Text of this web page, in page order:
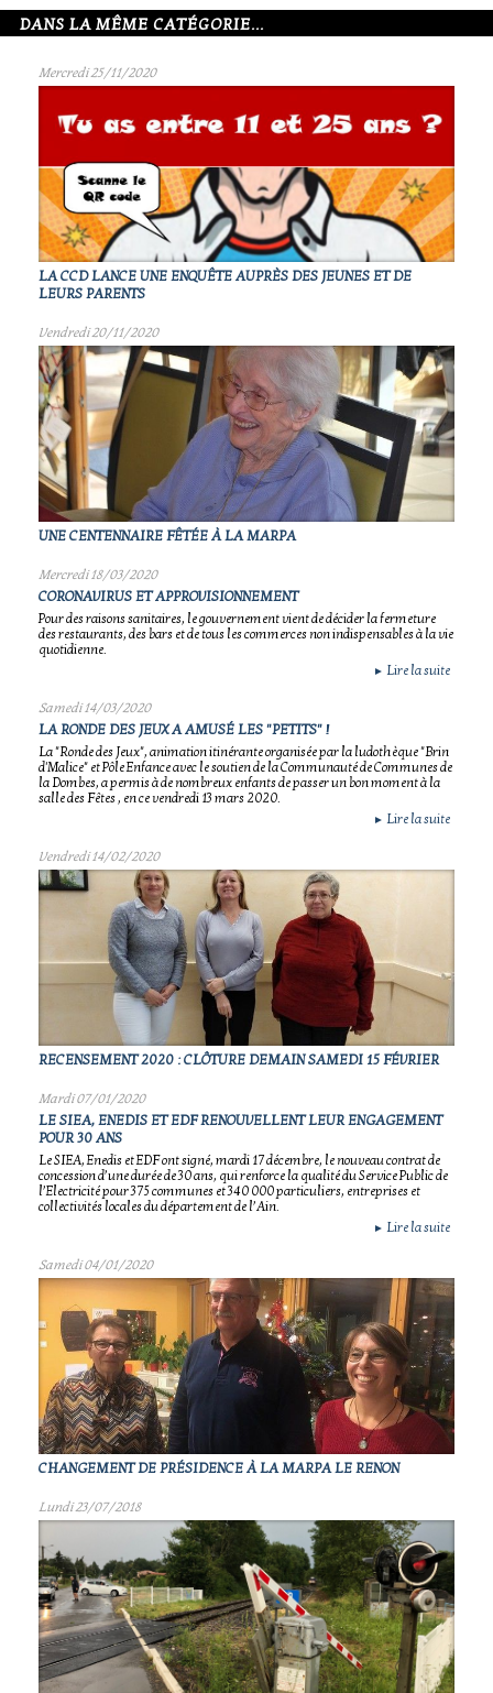
DANS LA MÊME CATÉGORIE...
Mercredi 25/11/2020
LA CCD LANCE UNE ENQUÊTE AUPRÈS DES JEUNES ET DE
LEURS PARENTS
Vendredi 20/11/2020
UNE CENTENNAIRE FÊTÉE À LA MARPA
Mercredi 18/03/2020
CORONAVIRUS ET APPROVISIONNEMENT
Pour des raisons sanitaires, le gouvernement vient de décider la fermeture
des restaurants, des bars et de tous les commerces non indispensables à la vie
quotidienne.
► Lire la suite
Samedi 14/03/2020
LA RONDE DES JEUX A AMUSÉ LES "PETITS" !
La "Ronde des Jeux", animation itinérante organisée par la ludothèque "Brin
d'Malice" et Pôle Enfance avec le soutien de la Communauté de Communes de
la Dombes, a permis à de nombreux enfants de passer un bon moment à la
salle des Fêtes , en ce vendredi 13 mars 2020.
► Lire la suite
Vendredi 14/02/2020
RECENSEMENT 2020 : CLÔTURE DEMAIN SAMEDI 15 FÉVRIER
Mardi 07/01/2020
LE SIEA, ENEDIS ET EDF RENOUVELLENT LEUR ENGAGEMENT
POUR 30 ANS
Le SIEA, Enedis et EDF ont signé, mardi 17 décembre, le nouveau contrat de
concession d’une durée de 30 ans, qui renforce la qualité du Service Public de
l’Electricité pour 375 communes et 340 000 particuliers, entreprises et
collectivités locales du département de l’Ain.
► Lire la suite
Samedi 04/01/2020
CHANGEMENT DE PRÉSIDENCE À LA MARPA LE RENON
Lundi 23/07/2018